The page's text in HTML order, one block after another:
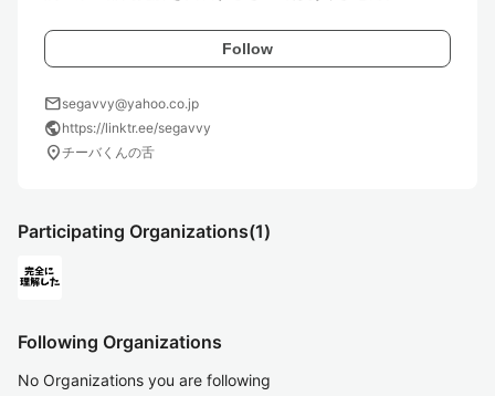
Follow
mailsegavvy@yahoo.co.jp
publichttps://linktr.ee/segavvy
location_onチーバくんの舌
Participating Organizations(1)
Following Organizations
No Organizations you are following